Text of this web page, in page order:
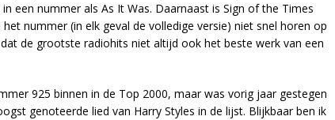
een nummer als As It Was. Daarnaast is Sign of the Times
nummer (in elk geval de volledige versie) niet snel horen op
de grootste radiohits niet altijd ook het beste werk van een
925 binnen in de Top 2000, maar was vorig jaar gestegen
genoteerde lied van Harry Styles in de lijst. Blijkbaar ben ik